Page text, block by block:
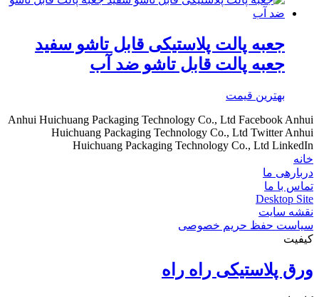
جعبه پالت پلاستیکی قابل تاشو سفید
جعبه پالت قابل تاشو ضد آب
بهترین قیمت
Anhui Huichuang Packaging Technology Co., Ltd Facebook Anhui
Huichuang Packaging Technology Co., Ltd TwitterAnhui
Huichuang Packaging Technology Co., Ltd LinkedIn
خانه
دربارهی ما
تماس با ما
Desktop Site
نقشه سایت
سیاست حفظ حریم خصوصی
کیفیت
ورق پلاستیکی راه راه